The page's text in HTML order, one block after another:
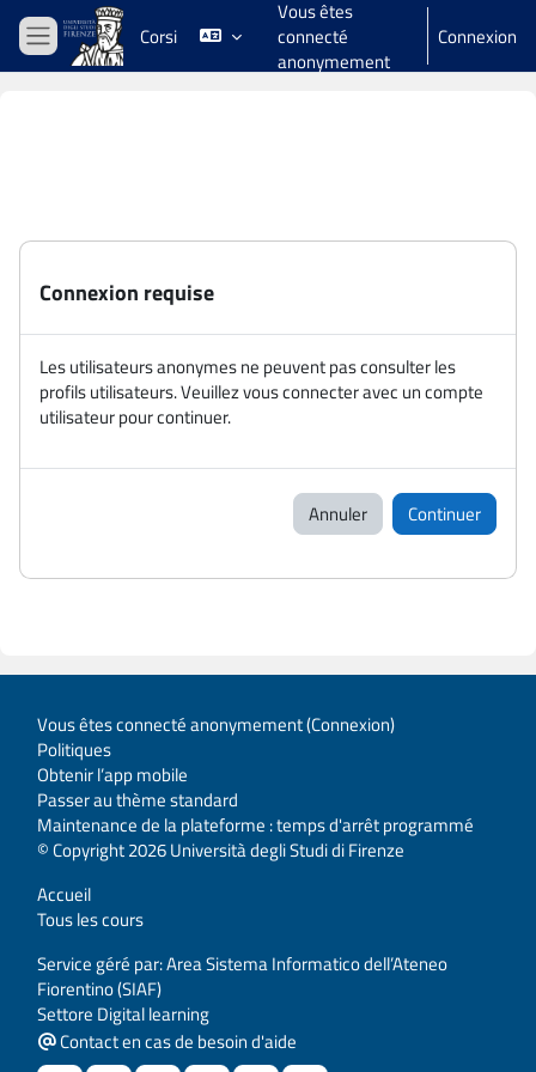
Passer au contenu principal
Panneau latéral
Corsi
Vous êtes
connecté
anonymement
Connexion
Connexion requise
Les utilisateurs anonymes ne peuvent pas consulter les
profils utilisateurs. Veuillez vous connecter avec un compte
utilisateur pour continuer.
Annuler Continuer
Vous êtes connecté anonymement (Connexion)
Politiques
Obtenir l’app mobile
Passer au thème standard
Maintenance de la plateforme : temps d'arrêt programmé
© Copyright 2026 Università degli Studi di Firenze
Accueil
Tous les cours
Service géré par: Area Sistema Informatico dell’Ateneo
Fiorentino (SIAF)
Settore Digital learning
Contact en cas de besoin d'aide